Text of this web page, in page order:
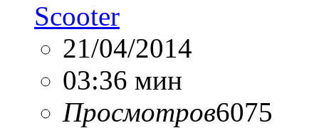
Scooter
21/04/2014
03:36 мин
Просмотров6075